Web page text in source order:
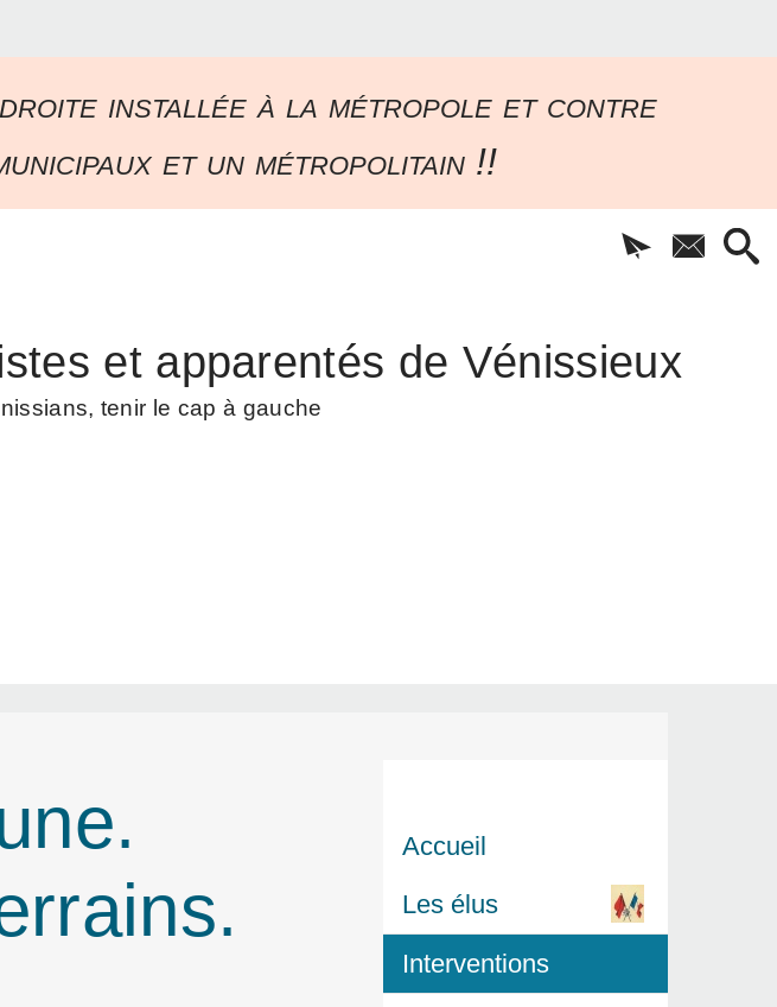
installée à la métropole et contre
et un métropolitain !!
et apparentés de Vénissieux
tenir le cap à gauche
Accueil
Les élus
Interventions